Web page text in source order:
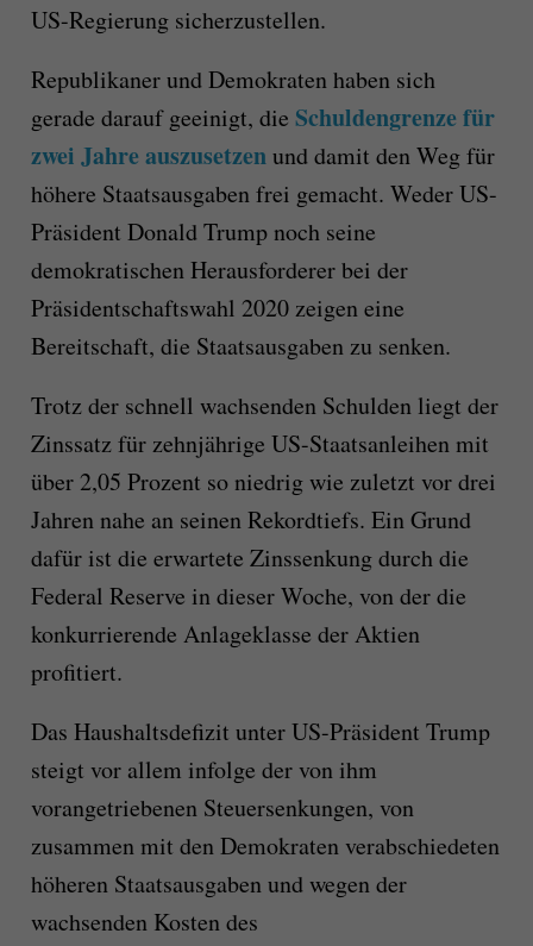
US-Regierung sicherzustellen.
Republikaner und Demokraten haben sich
gerade darauf geeinigt, die Schuldengrenze für
zwei Jahre auszusetzenund damit den Weg für
höhere Staatsausgaben frei gemacht. Weder US-
Präsident Donald Trump noch seine
demokratischen Herausforderer bei der
Präsidentschaftswahl 2020 zeigen eine
Bereitschaft, die Staatsausgaben zu senken.
Trotz der schnell wachsenden Schulden liegt der
Zinssatz für zehnjährige US-Staatsanleihen mit
über 2,05 Prozent so niedrig wie zuletzt vor drei
Jahren nahe an seinen Rekordtiefs. Ein Grund
dafür ist die erwartete Zinssenkung durch die
Federal Reserve in dieser Woche, von der die
konkurrierende Anlageklasse der Aktien
profitiert.
Das Haushaltsdefizit unter US-Präsident Trump
steigt vor allem infolge der von ihm
vorangetriebenen Steuersenkungen, von
zusammen mit den Demokraten verabschiedeten
höheren Staatsausgaben und wegen der
wachsenden Kosten des